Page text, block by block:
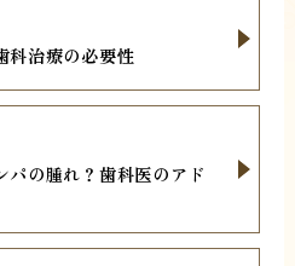
科治療の必要性
パの腫れ？歯科医のアド